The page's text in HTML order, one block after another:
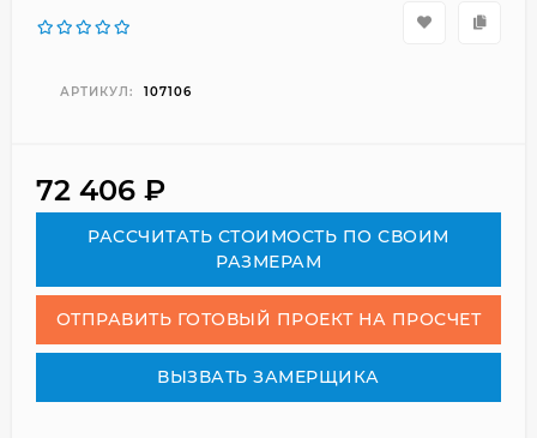
АРТИКУЛ: 107106
72 406 ₽
РАСCЧИТАТЬ СТОИМОСТЬ ПО СВОИМ
РАЗМЕРАМ
ОТПРАВИТЬ ГОТОВЫЙ ПРОЕКТ НА ПРОСЧЕТ
ВЫЗВАТЬ ЗАМЕРЩИКА